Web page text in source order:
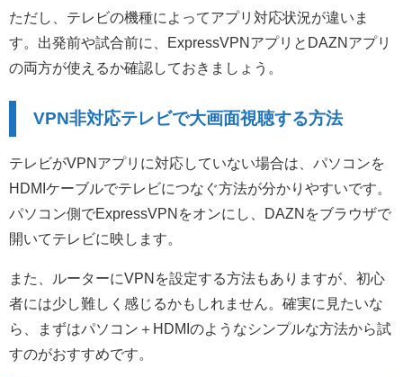
ただし、テレビの機種によってアプリ対応状況が違いま
す。出発前や試合前に、ExpressVPNアプリとDAZNアプリ
の両方が使えるか確認しておきましょう。
VPN非対応テレビで大画面視聴する方法
テレビがVPNアプリに対応していない場合は、パソコンを
HDMIケーブルでテレビにつなぐ方法が分かりやすいです。
パソコン側でExpressVPNをオンにし、DAZNをブラウザで
開いてテレビに映します。
また、ルーターにVPNを設定する方法もありますが、初心
者には少し難しく感じるかもしれません。確実に見たいな
ら、まずはパソコン＋HDMIのようなシンプルな方法から試
すのがおすすめです。